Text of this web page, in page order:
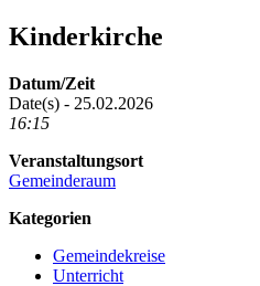
Kinderkirche
Datum/Zeit
Date(s) - 25.02.2026
16:15
Veranstaltungsort
Gemeinderaum
Kategorien
Gemeindekreise
Unterricht